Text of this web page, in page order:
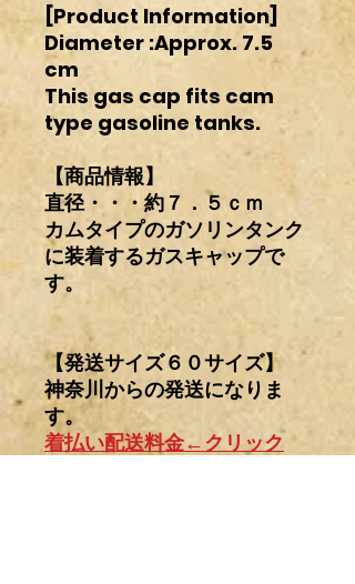
[Product Information]
Diameter :Approx. 7.5
cm
This gas cap fits cam
type gasoline tanks.
【商品情報】
直径・・・約７．５ｃｍ
カムタイプのガソリンタンク
に装着するガスキャップで
す。
【発送サイズ６０サイズ】
神奈川からの発送になりま
す。
着払い配送料金←クリック